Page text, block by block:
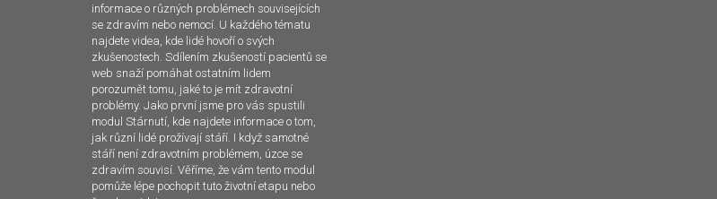
informace o různých problémech souvisejících
se zdravím nebo nemocí. U každého tématu
najdete videa, kde lidé hovoří o svých
zkušenostech. Sdílením zkušeností pacientů se
web snaží pomáhat ostatním lidem
porozumět tomu, jaké to je mít zdravotní
problémy. Jako první jsme pro vás spustili
modul Stárnutí, kde najdete informace o tom,
jak různí lidé prožívají stáří. I když samotné
stáří není zdravotním problémem, úzce se
zdravím souvisí. Věříme, že vám tento modul
pomůže lépe pochopit tuto životní etapu nebo